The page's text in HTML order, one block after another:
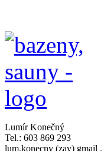
Lumír Konečný
Tel.: 603 869 293
lum.konecny (zav) gmail .